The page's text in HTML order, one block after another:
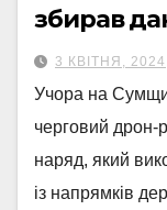
збирав
3 КВІТНЯ, 2024
Учора на
черговий дрон-
наряд, який
із напрямків